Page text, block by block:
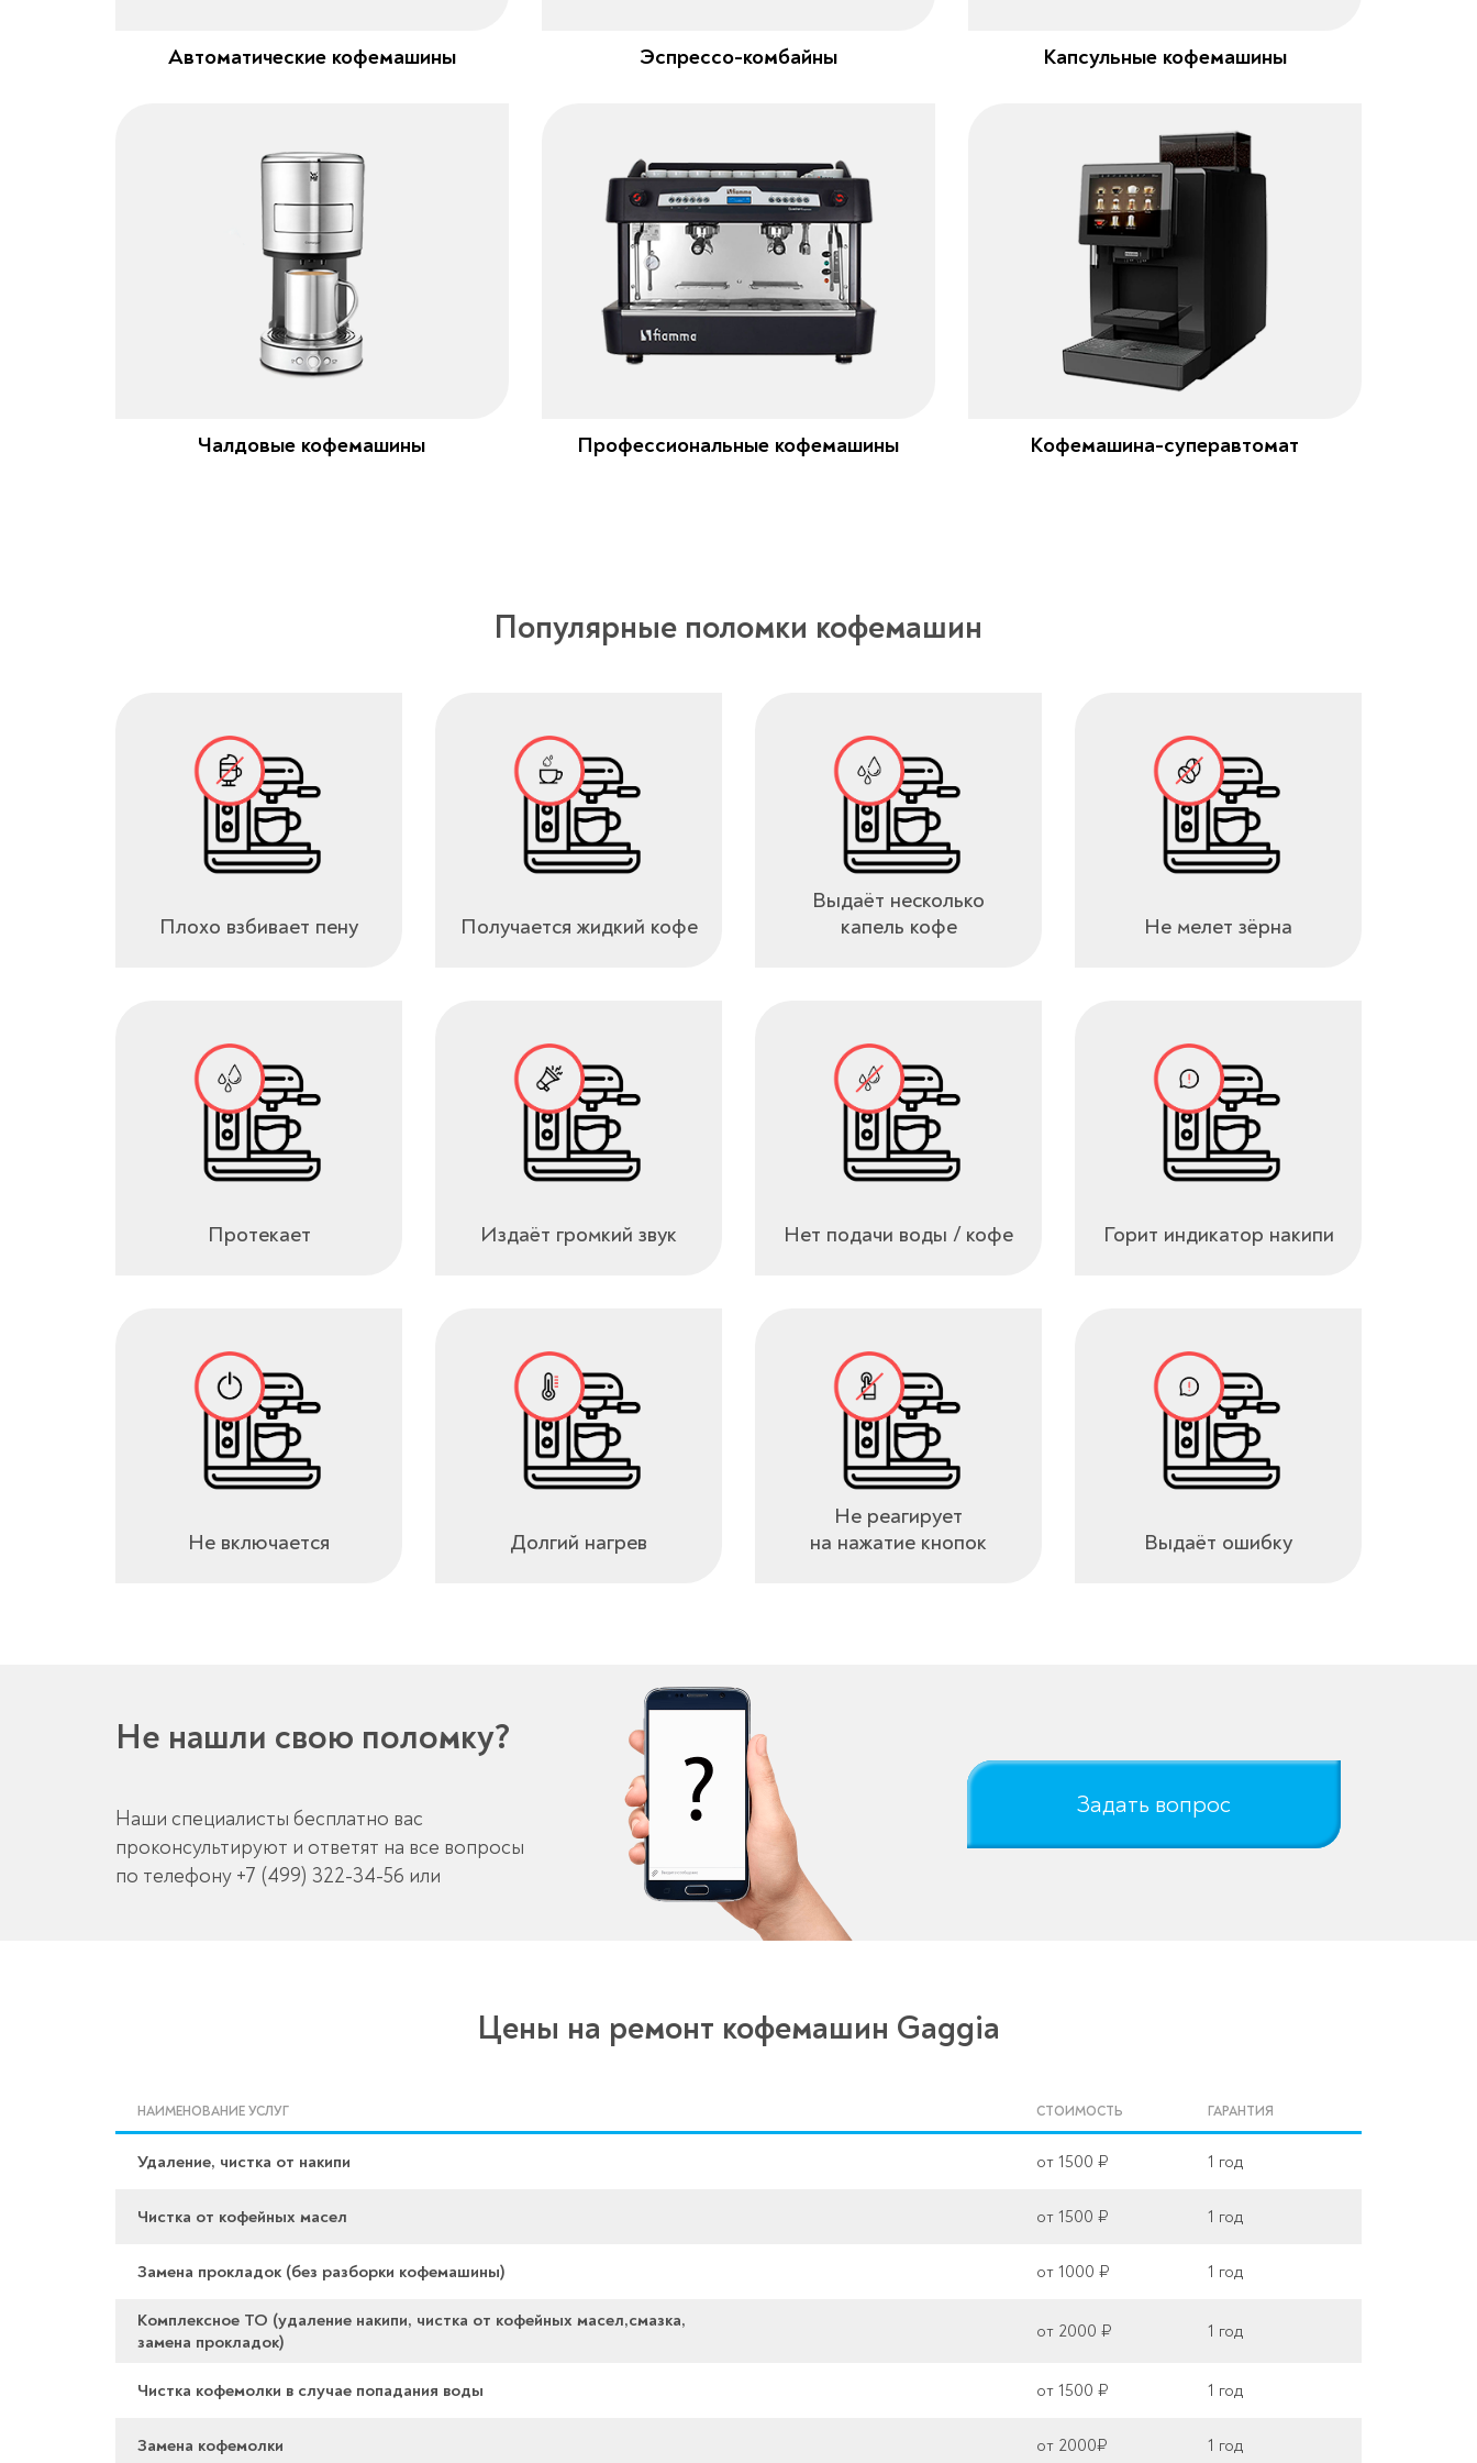
Автоматические кофемашины Эспрессо-комбайны Капсульные кофемашины
Чалдовые кофемашины Профессиональные кофемашины Кофемашина-суперавтомат
Популярные поломки кофемашин
Плохо взбивает пену Получается жидкий кофе
Выдаёт несколько
капель кофе
Не мелет зёрна
Протекает Издаёт громкий звук Нет подачи воды / кофе Горит индикатор накипи
Не включается Долгий нагрев
Не реагирует
на нажатие кнопок
Выдаёт ошибку
Не нашли свою поломку?
Наши специалисты бесплатно вас
проконсультируют и ответят на все вопросы
по телефону +7 (499) 322-34-56 или
Задать вопрос
Цены на ремонт кофемашин Gaggia
НАИМЕНОВАНИЕ УСЛУГ СТОИМОСТЬ ГАРАНТИЯ
Удаление, чистка от накипи от 1500 ₽ 1 год
Чистка от кофейных масел от 1500 ₽ 1 год
Замена прокладок (без разборки кофемашины) от 1000 ₽ 1 год
Комплексное ТО (удаление накипи, чистка от кофейных масел,смазка,
замена прокладок)
от 2000 ₽ 1 год
Чистка кофемолки в случае попадания воды от 1500 ₽ 1 год
Замена кофемолки от 2000₽ 1 год